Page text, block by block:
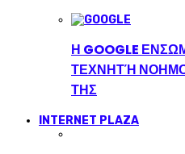
Η GOOGLE
ΤΕΧΝΗΤΉ
ΤΗΣ
INTERNET PLAZA